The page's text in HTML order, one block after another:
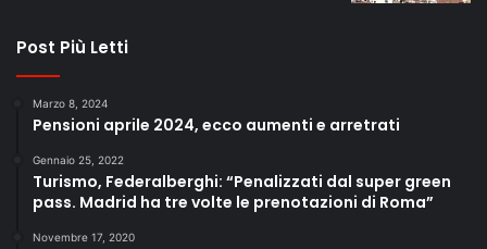
Post Più Letti
Marzo 8, 2024
Pensioni aprile 2024, ecco aumenti e arretrati
Gennaio 25, 2022
Turismo, Federalberghi: “Penalizzati dal super green
pass. Madrid ha tre volte le prenotazioni di Roma”
Novembre 17, 2020